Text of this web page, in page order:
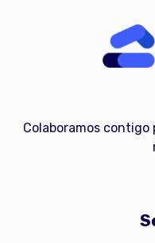
Colaboramos